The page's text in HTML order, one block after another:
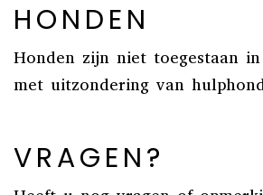
HONDEN
Honden zijn niet toegestaan
met uitzondering van
VRAGEN?